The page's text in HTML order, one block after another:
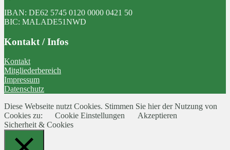
IBAN: DE62 5745 0120 0000 0421 50
BIC: MALADE51NWD
Kontakt / Infos
Kontakt
Mitgliederbereich
Impressum
Datenschutz
Diese Webseite nutzt Cookies. Stimmen Sie hier der Nutzung von
Cookies zu:
Cookie Einstellungen
Akzeptieren
Sicherheit & Cookies